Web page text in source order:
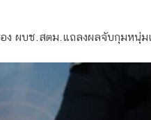
ง ผบช.สตม.แถลงผลจับกุมหนุ่